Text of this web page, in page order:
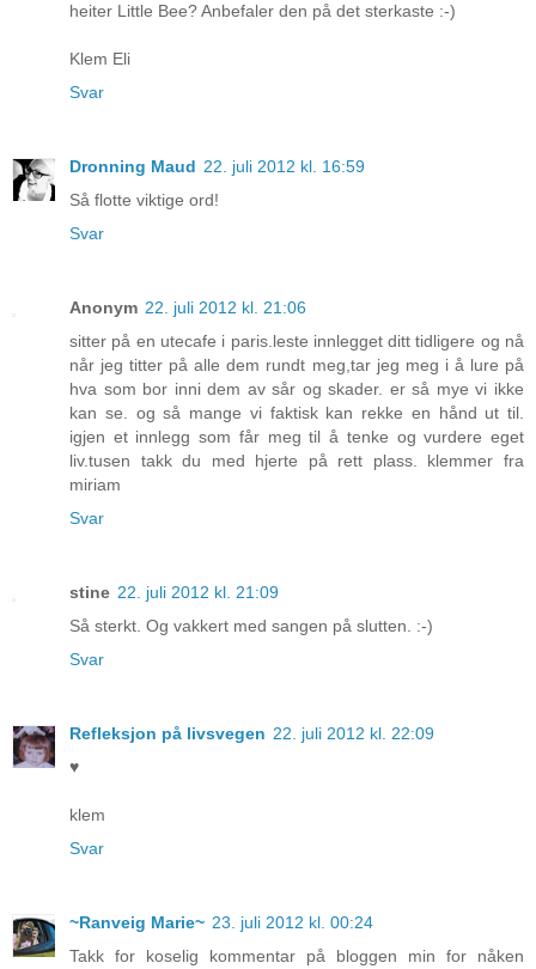
heiter Little Bee? Anbefaler den på det sterkaste :-)
Klem Eli
Svar
Dronning Maud 22. juli 2012 kl. 16:59
Så flotte viktige ord!
Svar
Anonym 22. juli 2012 kl. 21:06
sitter på en utecafe i paris.leste innlegget ditt tidligere og nå
når jeg titter på alle dem rundt meg,tar jeg meg i å lure på
hva som bor inni dem av sår og skader. er så mye vi ikke
kan se. og så mange vi faktisk kan rekke en hånd ut til.
igjen et innlegg som får meg til å tenke og vurdere eget
liv.tusen takk du med hjerte på rett plass. klemmer fra
miriam
Svar
stine 22. juli 2012 kl. 21:09
Så sterkt. Og vakkert med sangen på slutten. :-)
Svar
Refleksjon på livsvegen 22. juli 2012 kl. 22:09
♥
klem
Svar
~Ranveig Marie~ 23. juli 2012 kl. 00:24
Takk for koselig kommentar på bloggen min for nåken